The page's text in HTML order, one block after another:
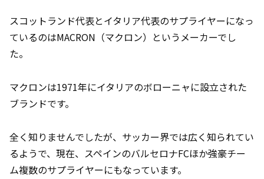
スコットランド代表とイタリア代表のサプライヤーになっ
ているのはMACRON（マクロン）というメーカーでし
た。
マクロンは1971年にイタリアのボローニャに設立された
ブランドです。
全く知りませんでしたが、サッカー界では広く知られてい
るようで、現在、スペインのバルセロナFCほか強豪チー
ム複数のサプライヤーにもなっています。